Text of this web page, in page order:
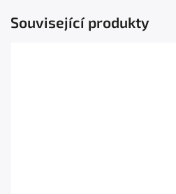
Související produkty